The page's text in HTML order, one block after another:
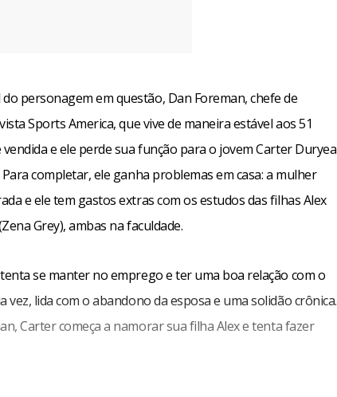
personagem em questão, Dan Foreman, chefe de
Sports America, que vive de maneira estável aos 51
e ele perde sua função para o jovem Carter Duryea
completar, ele ganha problemas em casa: a mulher
e ele tem gastos extras com os estudos das filhas Alex
Grey), ambas na faculdade.
se manter no emprego e ter uma boa relação com o
vez, lida com o abandono da esposa e uma solidão crônica.
Carter começa a namorar sua filha Alex e tenta fazer